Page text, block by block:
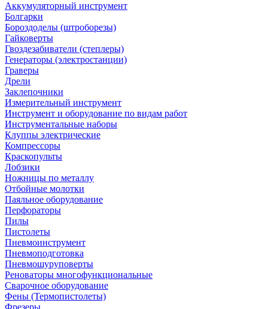
Аккумуляторный инструмент
Болгарки
Бороздоделы (штроборезы)
Гайковерты
Гвоздезабиватели (степлеры)
Генераторы (электростанции)
Граверы
Дрели
Заклепочники
Измерительный инструмент
Инструмент и оборудование по видам работ
Инструментальные наборы
Клуппы электрические
Компрессоры
Краскопульты
Лобзики
Ножницы по металлу
Отбойные молотки
Паяльное оборудование
Перфораторы
Пилы
Пистолеты
Пневмоинструмент
Пневмоподготовка
Пневмошуруповерты
Реноваторы многофункциональные
Сварочное оборудование
Фены (Термопистолеты)